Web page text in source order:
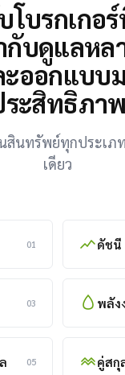
บรกเกอ
กับดูแลหล
ออกแบบ
ะสิทธิภาพ
สินทรัพย์ทุกประเภ
เดียว
01 ดัชนี
03 พลัง
05 คู่สกุ